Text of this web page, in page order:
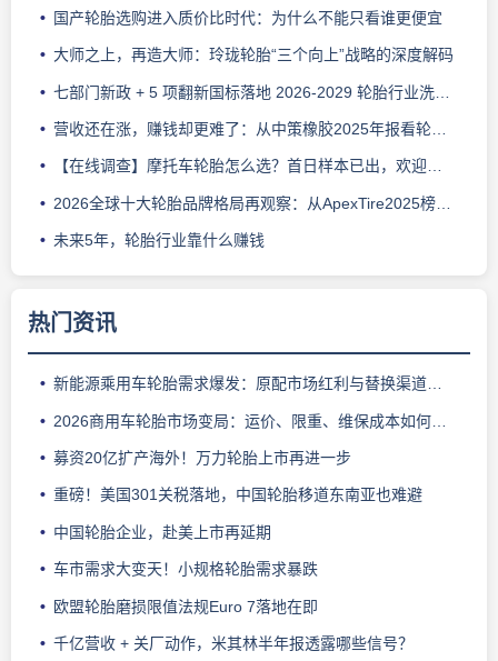
国产轮胎选购进入质价比时代：为什么不能只看谁更便宜
大师之上，再造大师：玲珑轮胎“三个向上”战略的深度解码
七部门新政 + 5 项翻新国标落地 2026‑2029 轮胎行业洗牌加速，老旧产能 5 年内淘汰
营收还在涨，赚钱却更难了：从中策橡胶2025年报看轮胎行业的新压力
【在线调查】摩托车轮胎怎么选？首日样本已出，欢迎继续投票
2026全球十大轮胎品牌格局再观察：从ApexTire2025榜单看行业新变化
未来5年，轮胎行业靠什么赚钱
热门资讯
新能源乘用车轮胎需求爆发：原配市场红利与替换渠道难点解析
2026商用车轮胎市场变局：运价、限重、维保成本如何影响车队换胎选择
募资20亿扩产海外！万力轮胎上市再进一步
重磅！美国301关税落地，中国轮胎移道东南亚也难避
中国轮胎企业，赴美上市再延期
车市需求大变天！小规格轮胎需求暴跌
欧盟轮胎磨损限值法规Euro 7落地在即
千亿营收 + 关厂动作，米其林半年报透露哪些信号？